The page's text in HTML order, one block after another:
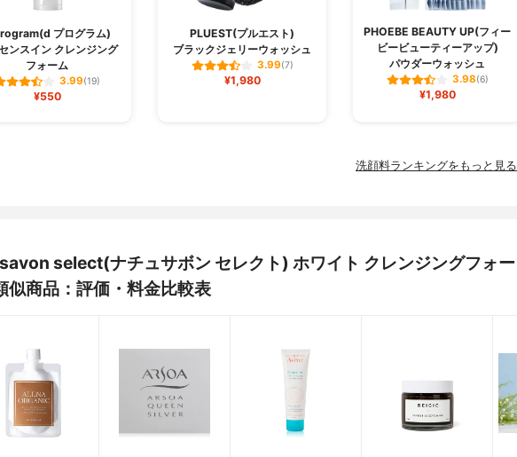
プログラム)
ンスイン クレンジング
フォーム
3.99(19)
¥550
PLUEST(プルエスト)
ブラックジェリーウォッシュ
3.99(7)
¥1,980
PHOEBE BEAUTY UP(フィー
ビービューティーアップ)
パウダーウォッシュ
3.98(6)
¥1,980
洗顔料ランキングをもっと見る
select(ナチュサボン セレクト) ホワイト クレンジングフォー
似商品：評価・料金比較表